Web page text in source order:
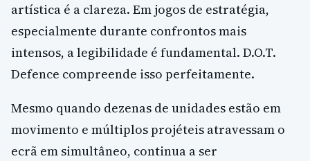
artística é a clareza. Em jogos de estratégia,
especialmente durante confrontos mais
intensos, a legibilidade é fundamental. D.O.T.
Defence compreende isso perfeitamente.
Mesmo quando dezenas de unidades estão em
movimento e múltiplos projéteis atravessam o
ecrã em simultâneo, continua a ser